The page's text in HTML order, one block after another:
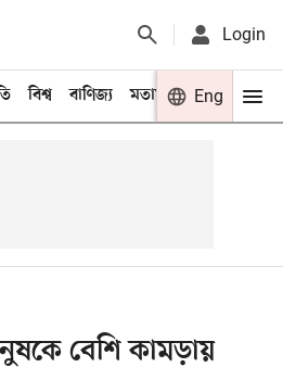
Login
বিশ্ব বাণিজ্য মতামত খেলা
Eng
বেশি কামড়ায়